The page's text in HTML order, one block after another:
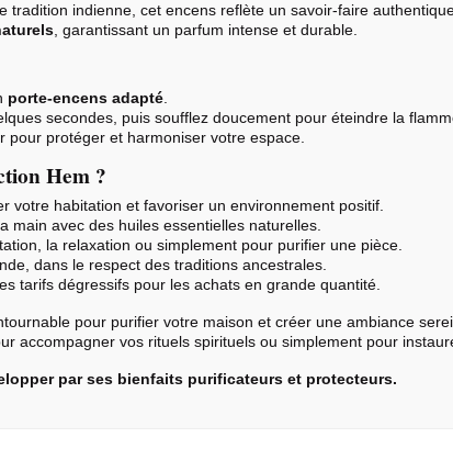
tradition indienne, cet encens reflète un savoir-faire
, garantissant un parfum intense et durable.
porte-encens adapté
secondes, puis soufflez doucement pour éteindre la
pour protéger et harmoniser votre espace.
Hem ?
votre habitation et favoriser un environnement positif.
main avec des huiles essentielles naturelles.
la relaxation ou simplement pour purifier une pièce.
dans le respect des traditions ancestrales.
tarifs dégressifs pour les achats en grande quantité.
pour purifier votre maison et créer une ambiance
accompagner vos rituels spirituels ou simplement pour
par ses bienfaits purificateurs et protecteurs.